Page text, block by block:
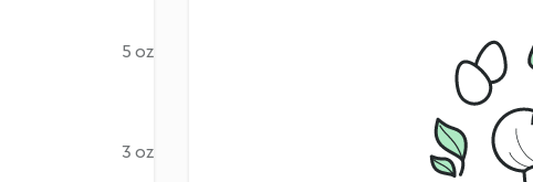
5 oz
3 oz